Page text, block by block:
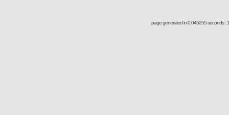
page generated in 0.045255 seconds :